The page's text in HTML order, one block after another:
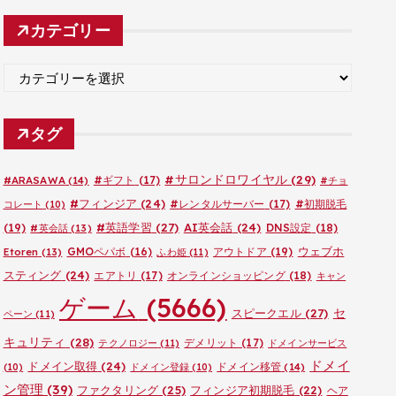
カ
イ
カテゴリー
ゴ
リ
タグ
#ARASAWA(14) #ギフト (17) #サロンドロワイヤル (29) #チョ
コレート (10) #フィンジア (24) #レンタルサーバー (17) #初期脱毛
(19) #英会話 (13) #英語学習 (27) AI英会話 (24) DNS設定 (18)
Etoren (13) GMOペパボ (16) ふわ姫(11) アウトドア (19) ウェブホ
スティング (24) エアトリ (17) オンラインショッピング(18) キャン
ペーン (11) ゲーム (5666) スピークエル(27) セ
キュリティ (28) テクノロジー (11) デメリット (17)
ドメインサービス
(10)
ドメイン取得 (24) ドメイン登録 (10) ドメイン移管 (14)
ドメイ
ン管理 (39) ファクタリング (25) フィンジア初期脱毛 (22) ヘア